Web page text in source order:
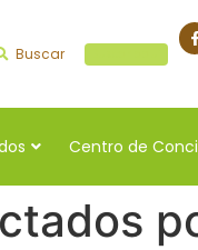
Buscar
Centro de